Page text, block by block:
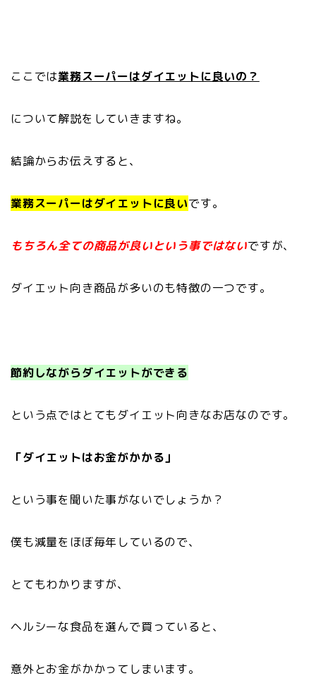
ここでは業務スーパーはダイエットに良いの？
について解説をしていきますね。
結論からお伝えすると、
業務スーパーはダイエットに良いです。
もちろん全ての商品が良いという事ではないですが、
ダイエット向き商品が多いのも特徴の一つです。
節約しながらダイエットができる
という点ではとてもダイエット向きなお店なのです。
「ダイエットはお金がかかる」
という事を聞いた事がないでしょうか？
僕も減量をほぼ毎年しているので、
とてもわかりますが、
ヘルシーな食品を選んで買っていると、
意外とお金がかかってしまいます。